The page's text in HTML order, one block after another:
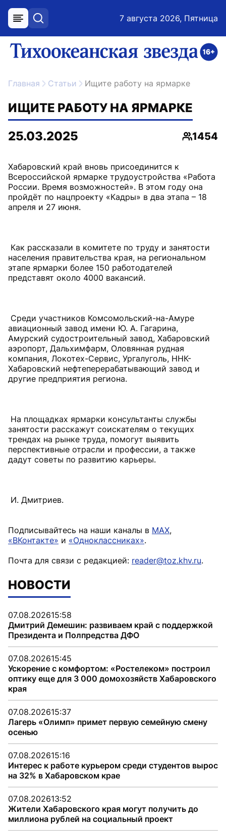
меню поиск 7 августа 2026, Пятница
ссылка на главную
Главная Статьи Ищите работу на ярмарке
ИЩИТЕ РАБОТУ НА ЯРМАРКЕ
25.03.2025
1454
Хабаровский край вновь присоединится к
Всероссийской ярмарке трудоустройства «Работа
России. Время возможностей». В этом году она
пройдёт по нацпроекту «Кадры» в два этапа – 18
апреля и 27 июня.
Как рассказали в комитете по труду и занятости
населения правительства края, на региональном
этапе ярмарки более 150 работодателей
представят около 4000 вакансий.
Среди участников Комсо­мольский-на-Амуре
авиационный завод имени Ю. А. Гагарина,
Амурский судостроительный завод, Хабаровский
аэропорт, Дальхимфарм, Оловянная рудная
компания, Локотех-Сервис, Ургалуголь, ННК-
Хабаровский нефтеперерабатывающий завод и
другие предприятия региона.
На площадках ярмарки консультанты службы
занятости расскажут соискателям о текущих
трендах на рынке труда, помогут выявить
перспективные отрасли и профессии, а также
дадут советы по развитию карьеры.
И. Дмитриев.
Подписывайтесь на наши каналы в MAX,
«ВКонтакте» и «Одноклассниках».
Почта для связи с редакцией: reader@toz.khv.ru.
НОВОСТИ
07.08.202615:58
Дмитрий Демешин: развиваем край с поддержкой
Президента и Полпредства ДФО
07.08.202615:45
Ускорение с комфортом: «Ростелеком» построил
оптику еще для 3 000 домохозяйств Хабаровского
края
07.08.202615:37
Лагерь «Олимп» примет первую семейную смену
осенью
07.08.202615:16
Интерес к работе курьером среди студентов вырос
на 32% в Хабаровском крае
07.08.202613:52
Жители Хабаровского края могут получить до
миллиона рублей на социальный проект